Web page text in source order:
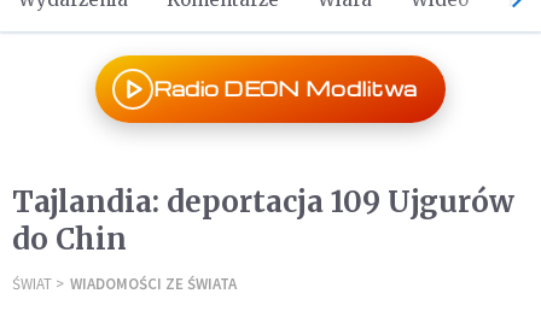
Radio DEON Modlitwa
Tajlandia: deportacja 109 Ujgurów
do Chin
ŚWIAT WIADOMOŚCI ZE ŚWIATA